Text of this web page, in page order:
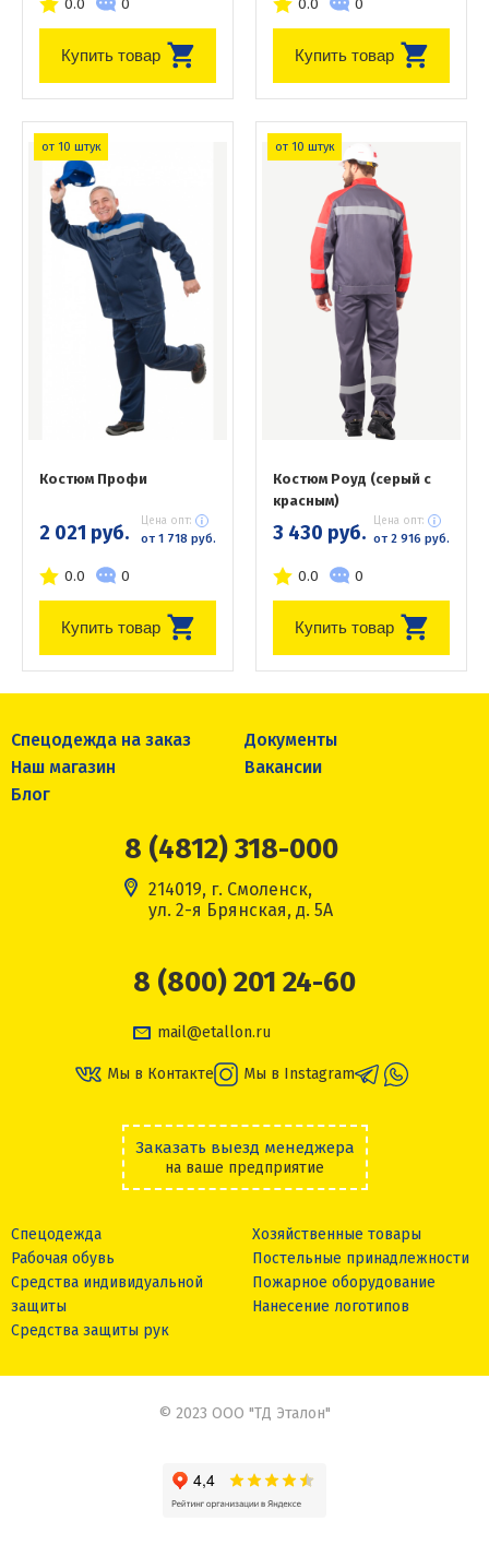
0.0 0
Купить товар
0.0 0
Купить товар
от 10 штук
Костюм Профи
2 021 руб. Цена опт:
от 1 718 руб.
0.0 0
Купить товар
от 10 штук
Костюм Роуд (серый с
красным)
3 430 руб. Цена опт:
от 2 916 руб.
0.0 0
Купить товар
Спецодежда на заказ
Документы
Наш магазин
Вакансии
Блог
8 (4812) 318-000
214019, г. Смоленск,
ул. 2-я Брянская, д. 5А
8 (800) 201 24-60
mail@etallon.ru
Мы в Контакте Мы в Instagram
Заказать выезд менеджера
на ваше предприятие
Спецодежда
Рабочая обувь
Средства индивидуальной
защиты
Средства защиты рук
Хозяйственные товары
Постельные принадлежности
Пожарное оборудование
Нанесение логотипов
© 2023 ООО "ТД Эталон"